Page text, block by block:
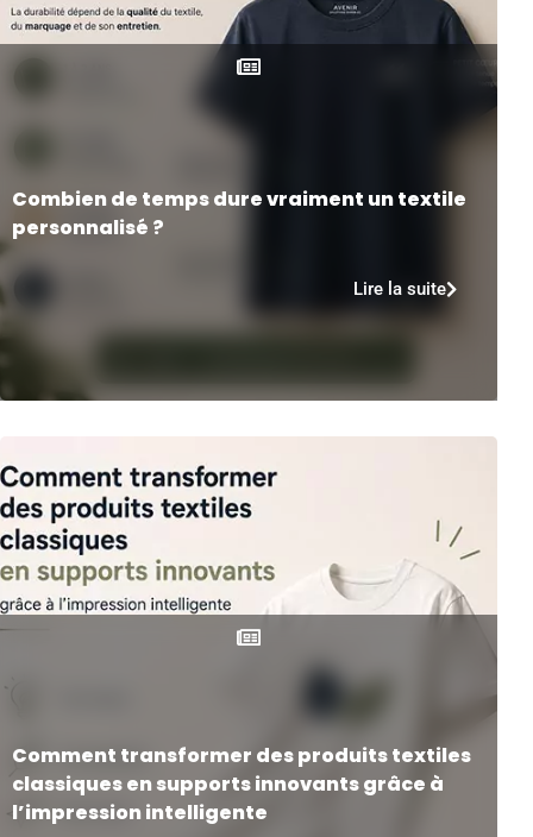
Combien de temps dure vraiment un textile
personnalisé ?
Lire la suite
Comment transformer des produits textiles
classiques en supports innovants grâce à
l’impression intelligente